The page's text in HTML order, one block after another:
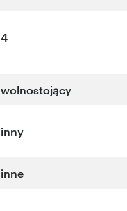
4
wolnostojący
inny
inne